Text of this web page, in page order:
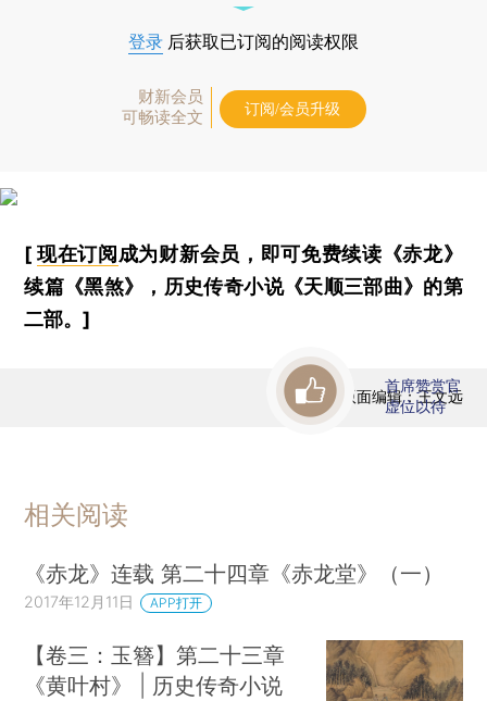
登录 后获取已订阅的阅读权限
财新会员
可畅读全文
订阅/会员升级
[现在订阅成为财新会员，即可免费续读《赤龙》
续篇《黑煞》，历史传奇小说《天顺三部曲》的第
二部。]
版面编辑：王文远
首席赞赏官
虚位以待
相关阅读
《赤龙》连载 第二十四章《赤龙堂》（一）
2017年12月11日 APP打开
【卷三：玉簪】第二十三章
《黄叶村》 | 历史传奇小说